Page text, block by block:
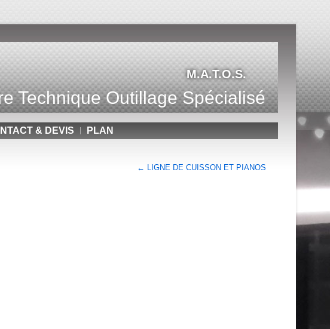
M.A.T.O.S.
Technique Outillage Spécialisé
& DEVIS PLAN
← LIGNE DE CUISSON ET PIANOS